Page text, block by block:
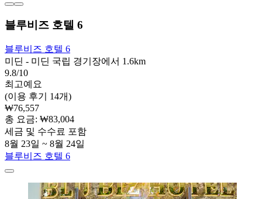
블루비즈 호텔 6
블루비즈 호텔 6
미딘 - 미딘 국립 경기장에서 1.6km
9.8/10
최고예요
(이용 후기 14개)
₩76,557
총 요금: ₩83,004
세금 및 수수료 포함
8월 23일 ~ 8월 24일
블루비즈 호텔 6